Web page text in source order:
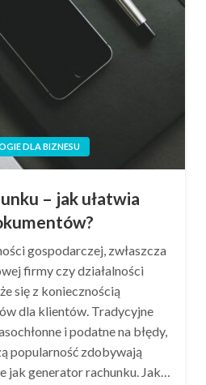
DLA BIZNESU
– jak ułatwia
gospodarczej, zwłaszcza
firmy czy działalności
się z koniecznością
dla klientów. Tradycyjne
i podatne na błędy,
popularność zdobywają
jak generator rachunku. Jak…